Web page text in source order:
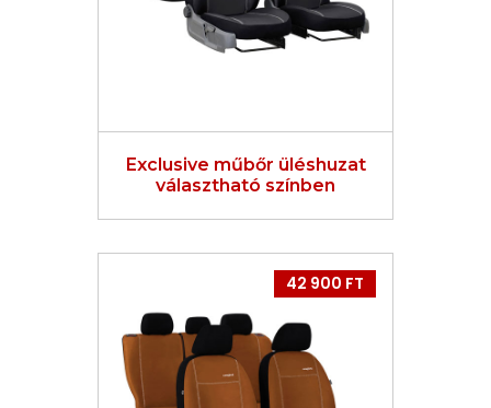
Exclusive műbőr üléshuzat
választható színben
42 900 FT